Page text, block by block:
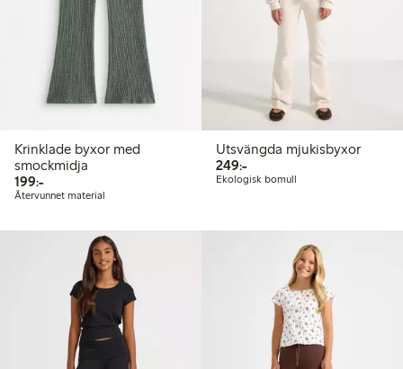
Krinklade byxor med
smockmidja
199:-199,00 kr
Återvunnet material
Utsvängda mjukisbyxor
249:-249,00 kr
Ekologisk bomull